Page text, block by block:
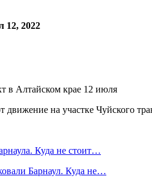
12, 2022
на участке Чуйского
Куда не стоит…
Барнаул. Куда не…